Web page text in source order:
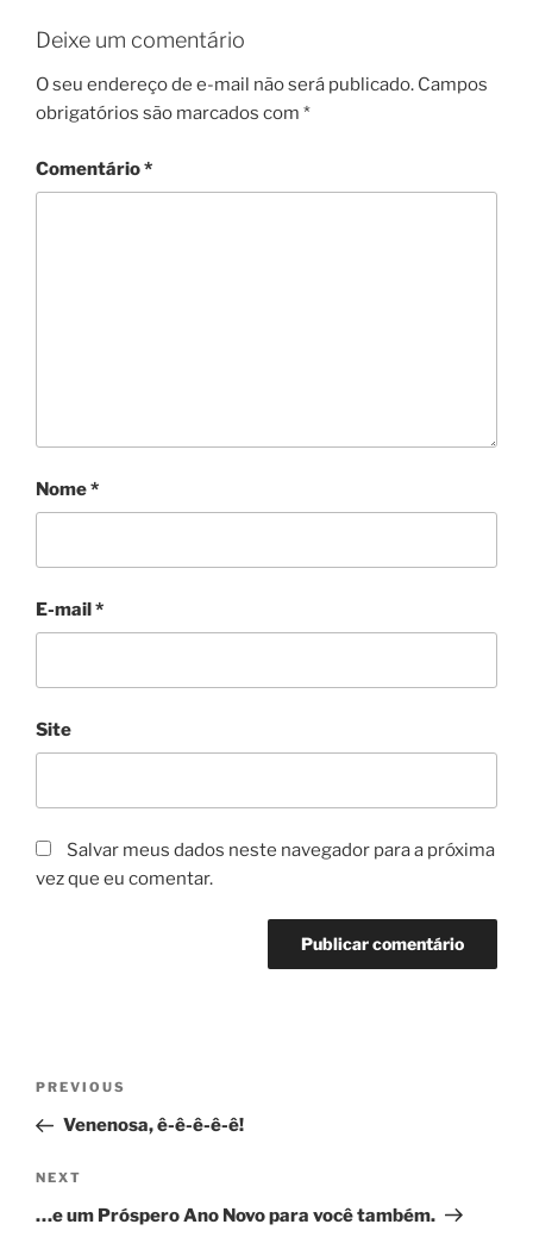
Deixe um comentário
O seu endereço de e-mail não será publicado. Campos
obrigatórios são marcados com *
Comentário*
Nome*
E-mail*
Site
Salvar meus dados neste navegador para a próxima
vez que eu comentar.
Navegação
Post
Previous
Post
PREVIOUS
Venenosa, ê-ê-ê-ê-ê!
Next
Post
NEXT
…e um Próspero Ano Novo para você também.